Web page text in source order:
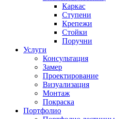
Каркас
Ступени
Крепежи
Стойки
Поручни
Услуги
Консультация
Замер
Проектирование
Визуализация
Монтаж
Покраска
Портфолио